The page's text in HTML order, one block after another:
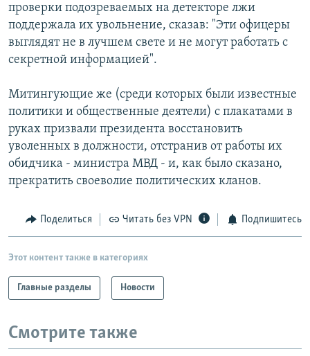
проверки подозреваемых на детекторе лжи
поддержала их увольнение, сказав: "Эти офицеры
выглядят не в лучшем свете и не могут работать с
секретной информацией".
Митингующие же (среди которых были известные
политики и общественные деятели) с плакатами в
руках призвали президента восстановить
уволенных в должности, отстранив от работы их
обидчика - министра МВД - и, как было сказано,
прекратить своеволие политических кланов.
Поделиться Читать без VPN Подпишитесь
Этот контент также в категориях
Главные разделы Новости
Смотрите также